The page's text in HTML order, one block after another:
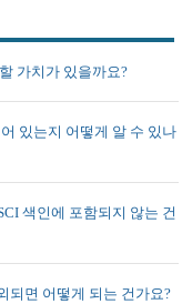
가치가 있을까요?
있는지 어떻게 알 수 있나
색인에 포함되지 않는 건
되면 어떻게 되는 건가요?